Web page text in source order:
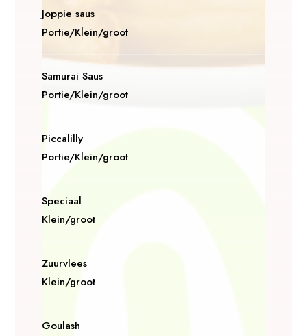
Joppie saus
Portie/Klein/groot
Samurai Saus
Portie/Klein/groot
Piccalilly
Portie/Klein/groot
Speciaal
Klein/groot
Zuurvlees
Klein/groot
Goulash